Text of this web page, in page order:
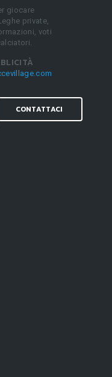
giocare
private,
voti
CONTATTACI